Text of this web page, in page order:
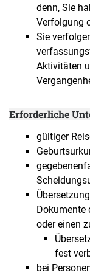
denn, Sie
Verfolgung
Sie
Aktivitäten
Erforderliche
gültiger
Dokumente
oder einen
fest
bei